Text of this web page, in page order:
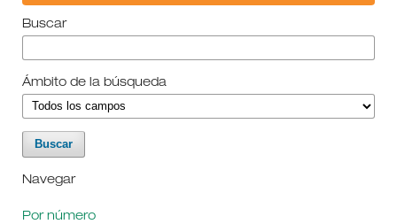
Buscar
Ámbito de la búsqueda
Navegar
Por número